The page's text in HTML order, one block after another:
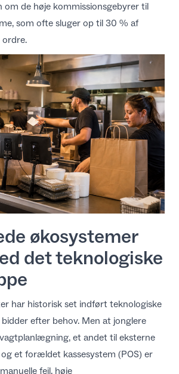
om de høje kommissionsgebyrer til
som ofte sluger op til 30 % af
økosystemer
det teknologiske
har historisk set indført teknologiske
efter behov. Men at jonglere
et andet til eksterne
et forældet kassesystem (POS) er
fejl, høje